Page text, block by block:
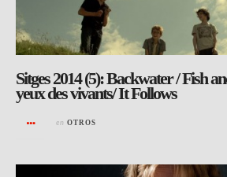
Sitges 2014 (5): Backwater / Fish
yeux des vivants/ It Follows
en OTROS